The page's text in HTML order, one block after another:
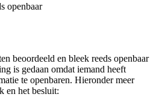
openbaar
beoordeeld en bleek reeds openbaar
is gedaan omdat iemand heeft
te openbaren. Hieronder meer
en het besluit: